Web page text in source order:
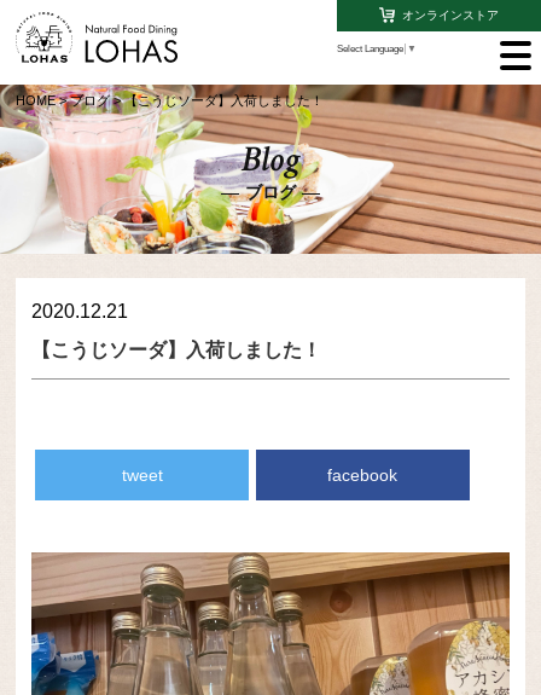
オンラインストア
Select Language ▼
Blog
ブログ
HOME>ブログ>【こうじソーダ】入荷しました！
2020.12.21
【こうじソーダ】入荷しました！
tweet facebook